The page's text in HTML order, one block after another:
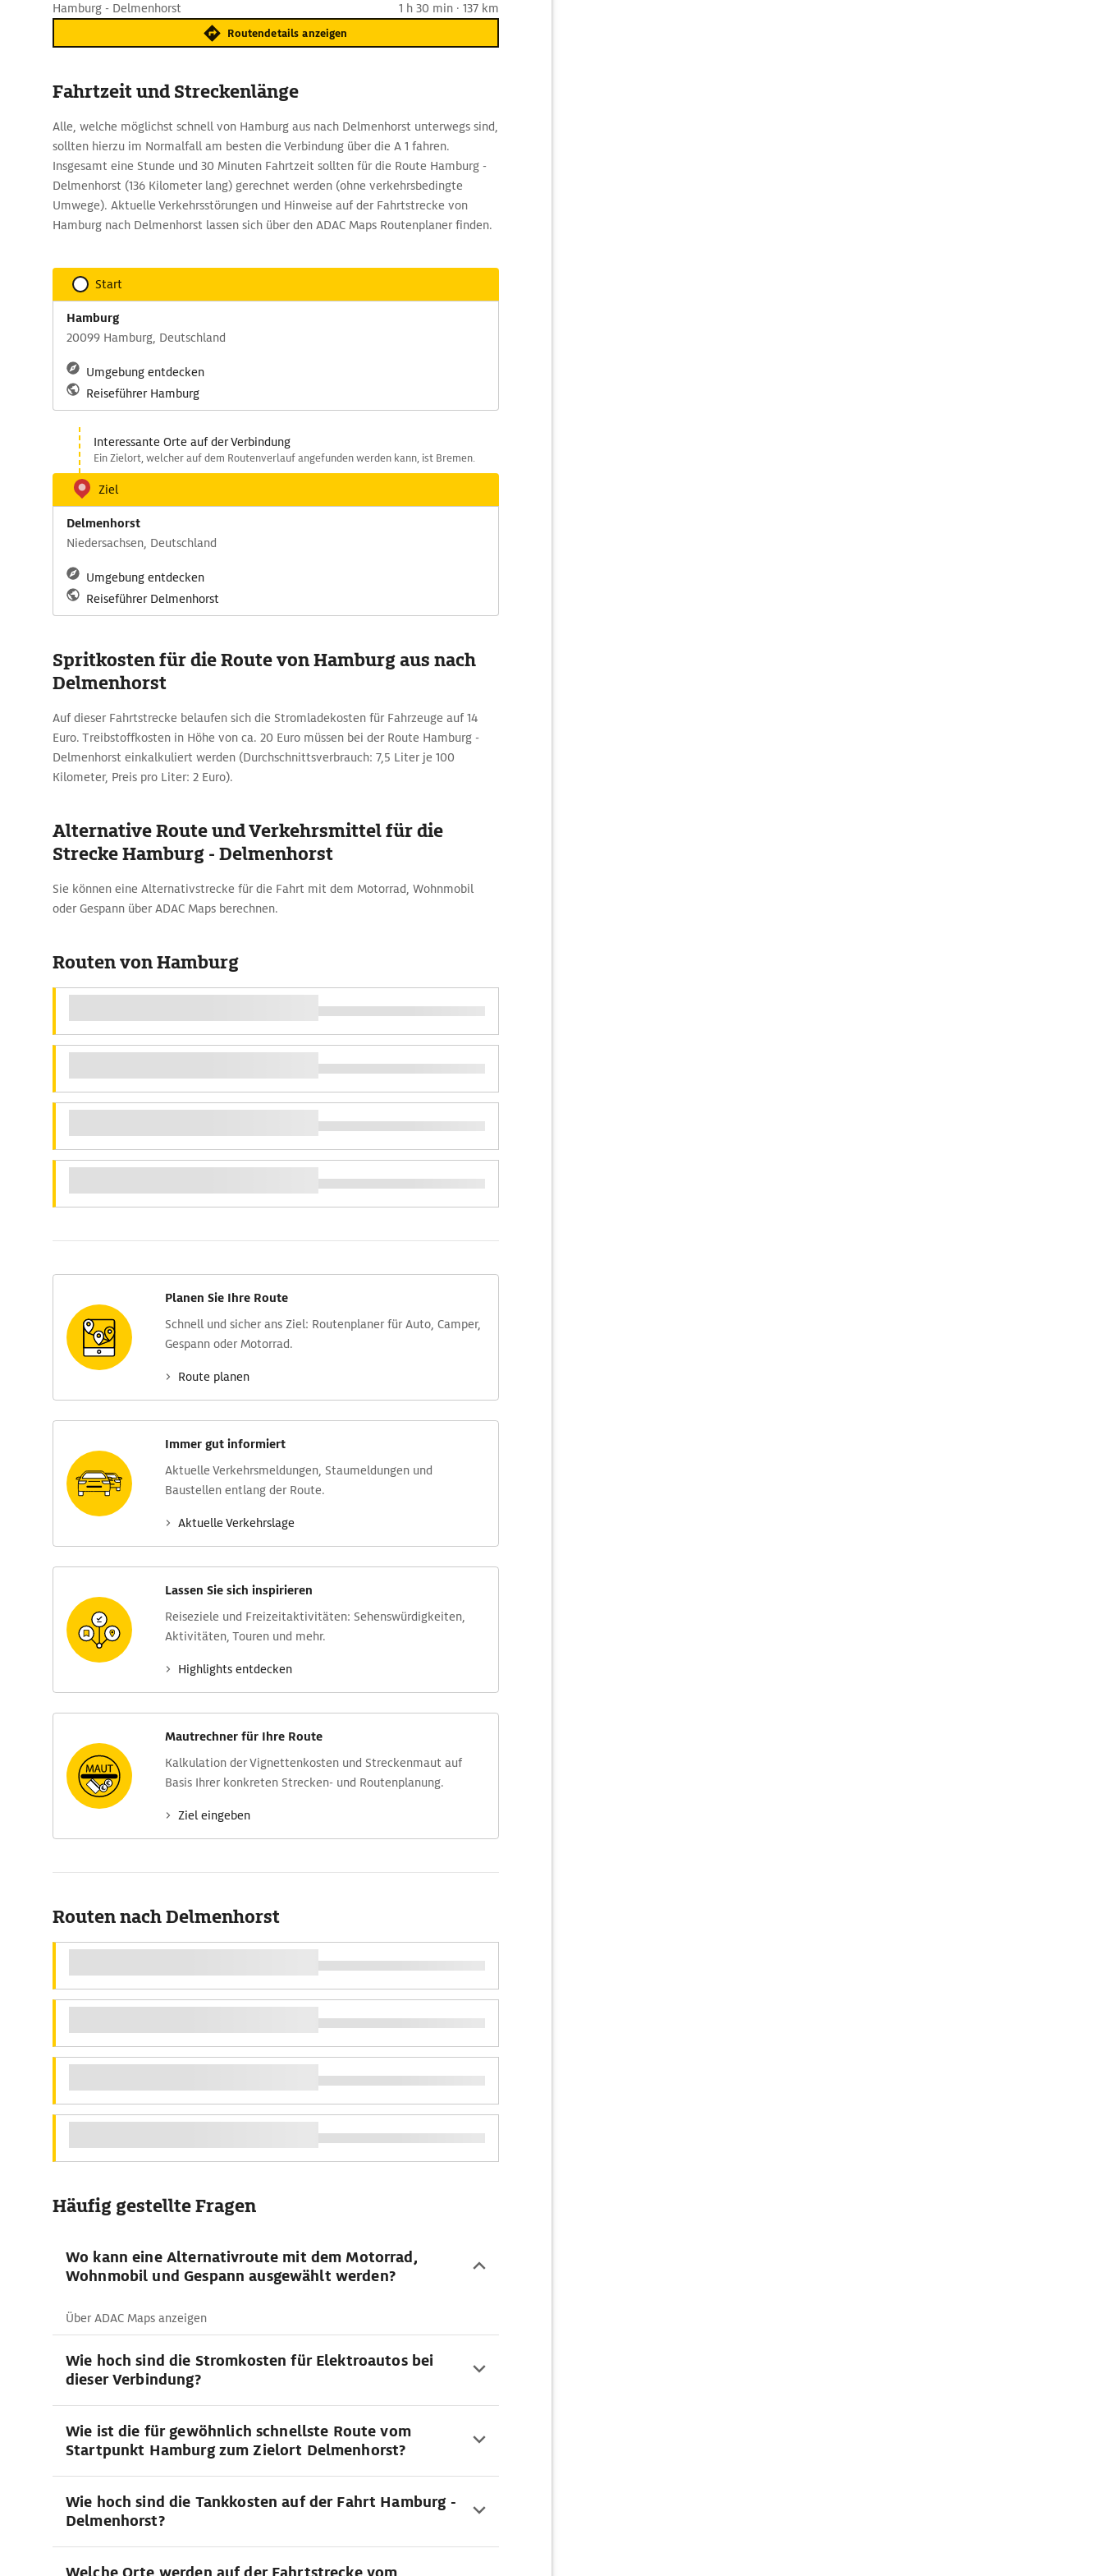
Hamburg - Delmenhorst 1 h 30 min · 137 km
Routendetails anzeigen
Fahrtzeit und Streckenlänge
Alle, welche möglichst schnell von Hamburg aus nach Delmenhorst unterwegs sind,
sollten hierzu im Normalfall am besten die Verbindung über die A 1 fahren.
Insgesamt eine Stunde und 30 Minuten Fahrtzeit sollten für die Route Hamburg -
Delmenhorst (136 Kilometer lang) gerechnet werden (ohne verkehrsbedingte
Umwege). Aktuelle Verkehrsstörungen und Hinweise auf der Fahrtstrecke von
Hamburg nach Delmenhorst lassen sich über den ADAC Maps Routenplaner finden.
Start
Hamburg
20099 Hamburg, Deutschland
Umgebung entdecken
Reiseführer Hamburg
Interessante Orte auf der Verbindung
Ein Zielort, welcher auf dem Routenverlauf angefunden werden kann, ist Bremen.
Ziel
Delmenhorst
Niedersachsen, Deutschland
Umgebung entdecken
Reiseführer Delmenhorst
Spritkosten für die Route von Hamburg aus nach
Delmenhorst
Auf dieser Fahrtstrecke belaufen sich die Stromladekosten für Fahrzeuge auf 14
Euro. Treibstoffkosten in Höhe von ca. 20 Euro müssen bei der Route Hamburg -
Delmenhorst einkalkuliert werden (Durchschnittsverbrauch: 7,5 Liter je 100
Kilometer, Preis pro Liter: 2 Euro).
Alternative Route und Verkehrsmittel für die
Strecke Hamburg - Delmenhorst
Sie können eine Alternativstrecke für die Fahrt mit dem Motorrad, Wohnmobil
oder Gespann über ADAC Maps berechnen.
Routen von Hamburg
Planen Sie Ihre Route
Schnell und sicher ans Ziel: Routen­planer für Auto, Camper,
Gespann oder Motorrad.
Route planen
Immer gut informiert
Aktuelle Verkehrs­meldungen, Stau­meldungen und
Baustellen entlang der Route.
Aktuelle Verkehrs­lage
Lassen Sie sich inspirieren
Reise­ziele und Freizeit­aktivitäten: Sehens­würdig­keiten,
Aktivitäten, Touren und mehr.
Highlights entdecken
Mautrechner für Ihre Route
Kalkulation der Vignettenkosten und Streckenmaut auf
Basis Ihrer konkreten Strecken- und Routenplanung.
Ziel eingeben
Routen nach Delmenhorst
Häufig gestellte Fragen
Wo kann eine Alternativroute mit dem Motorrad,
Wohnmobil und Gespann ausgewählt werden?
Über ADAC Maps anzeigen
Wie hoch sind die Stromkosten für Elektroautos bei
dieser Verbindung?
Wie ist die für gewöhnlich schnellste Route vom
Startpunkt Hamburg zum Zielort Delmenhorst?
Wie hoch sind die Tankkosten auf der Fahrt Hamburg -
Delmenhorst?